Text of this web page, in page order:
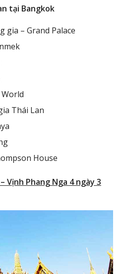
tại Bangkok
gia – Grand Palace
Thái Lan
House
Vịnh Phang Nga 4 ngày 3